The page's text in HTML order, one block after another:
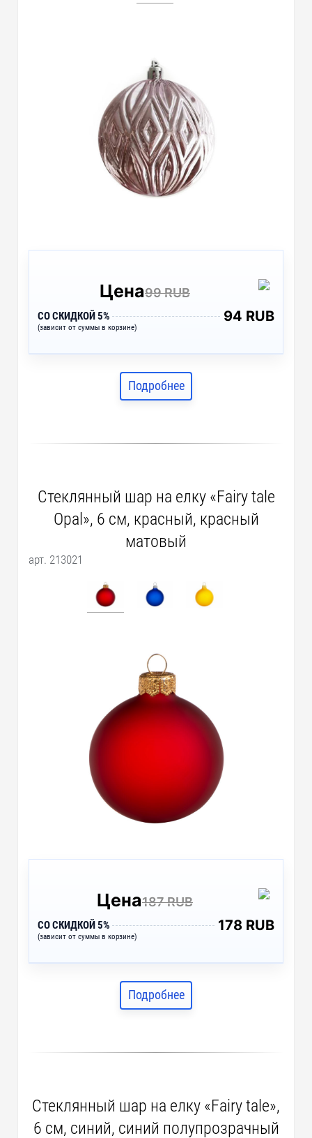
Цена99 RUB
СО СКИДКОЙ 5%
(зависит от суммы в корзине)
94 RUB
Подробнее
Стеклянный шар на елку «Fairy tale
Opal», 6 см, красный, красный
матовый
арт. 213021
Цена187 RUB
СО СКИДКОЙ 5%
(зависит от суммы в корзине)
178 RUB
Подробнее
Стеклянный шар на елку «Fairy tale»,
6 см, синий, синий полупрозрачный